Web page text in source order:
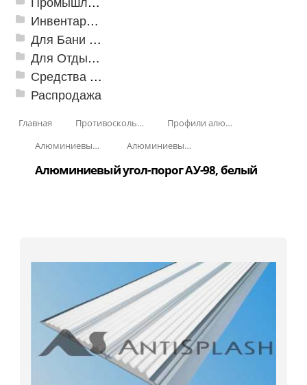
Инвентарь для клининга
Для Бани и Сауны
Для Отдыха и Пикника
Средства от насекомых и садовых вредителей
Распродажа
Главная Противоскользящая защита для лестниц, профили, ленты
Профили алюминиевые с резиновой вставкой
Алюминиевый угол-порог с резиновой вставкой
Алюминиевый угол-порог с тройной резиновой вставкой АУ-98
Алюминиевый угол-порог АУ-98, белый